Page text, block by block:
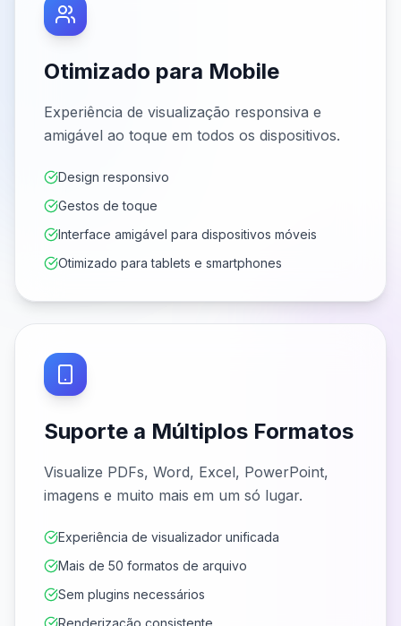
Otimizado para Mobile
Experiência de visualização responsiva e
amigável ao toque em todos os dispositivos.
Design responsivo
Gestos de toque
Interface amigável para dispositivos móveis
Otimizado para tablets e smartphones
Suporte a Múltiplos Formatos
Visualize PDFs, Word, Excel, PowerPoint,
imagens e muito mais em um só lugar.
Experiência de visualizador unificada
Mais de 50 formatos de arquivo
Sem plugins necessários
Renderização consistente